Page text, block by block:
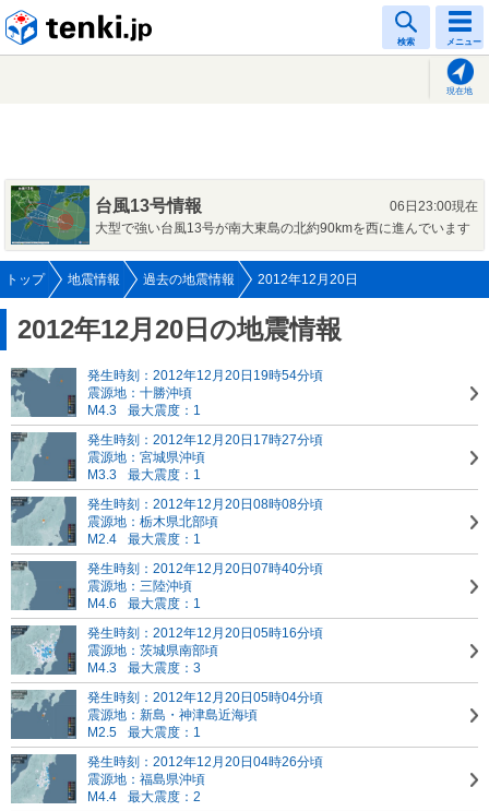
検索 メニュー
現在地
台風13号情報
06日23:00現在
大型で強い台風13号が南大東島の北約90kmを西に進んでいます
トップ 地震情報 過去の地震情報 2012年12月20日
2012年12月20日の地震情報
発生時刻：2012年12月20日19時54分頃
震源地：十勝沖頃
M4.3
最大震度：1
発生時刻：2012年12月20日17時27分頃
震源地：宮城県沖頃
M3.3
最大震度：1
発生時刻：2012年12月20日08時08分頃
震源地：栃木県北部頃
M2.4
最大震度：1
発生時刻：2012年12月20日07時40分頃
震源地：三陸沖頃
M4.6
最大震度：1
発生時刻：2012年12月20日05時16分頃
震源地：茨城県南部頃
M4.3
最大震度：3
発生時刻：2012年12月20日05時04分頃
震源地：新島・神津島近海頃
M2.5
最大震度：1
発生時刻：2012年12月20日04時26分頃
震源地：福島県沖頃
M4.4
最大震度：2